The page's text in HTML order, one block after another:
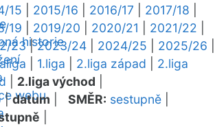
historie
webu
15
2015/16 2016/17 2017/18
19
2019/20 2020/21 2021/22
23|2023/24 2024/25 2025/26
1.liga 2.liga západ
2.liga
2.liga východ
|datum SMĚR: sestupně